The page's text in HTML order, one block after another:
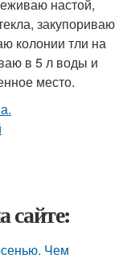
настой,
закупориваю
колонии тли на
в 5 л воды и
место.
сайте:
Чем